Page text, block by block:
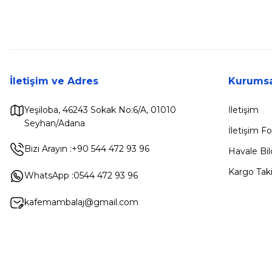
İletişim ve Adres
Yeşiloba, 46243 Sokak No:6/A, 01010
Seyhan/Adana
Bizi Arayın :+90 544 472 93 96
WhatsApp :0544 472 93 96
kafemambalaj@gmail.com
İletişim
İletişim
Havale
Kargo